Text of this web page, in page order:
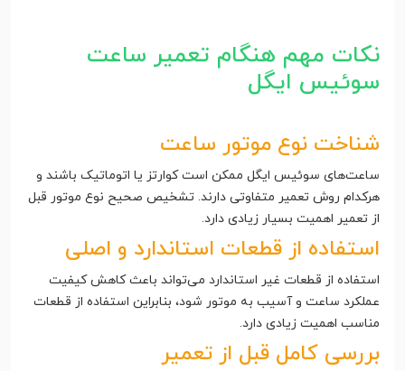
نکات مهم هنگام تعمیر ساعت
سوئیس ایگل
شناخت نوع موتور ساعت
ساعت‌های سوئیس ایگل ممکن است کوارتز یا اتوماتیک باشند و
هرکدام روش تعمیر متفاوتی دارند. تشخیص صحیح نوع موتور قبل
از تعمیر اهمیت بسیار زیادی دارد.
استفاده از قطعات استاندارد و اصلی
استفاده از قطعات غیر استاندارد می‌تواند باعث کاهش کیفیت
عملکرد ساعت و آسیب به موتور شود، بنابراین استفاده از قطعات
مناسب اهمیت زیادی دارد.
بررسی کامل قبل از تعمیر